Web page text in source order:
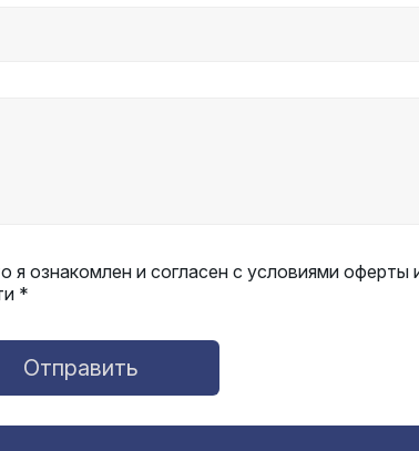
ознакомлен и согласен с условиями оферты
*
Отправить